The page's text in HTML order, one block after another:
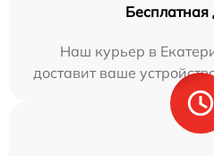
Бесплатная
Наш курьер в
доставит ваше